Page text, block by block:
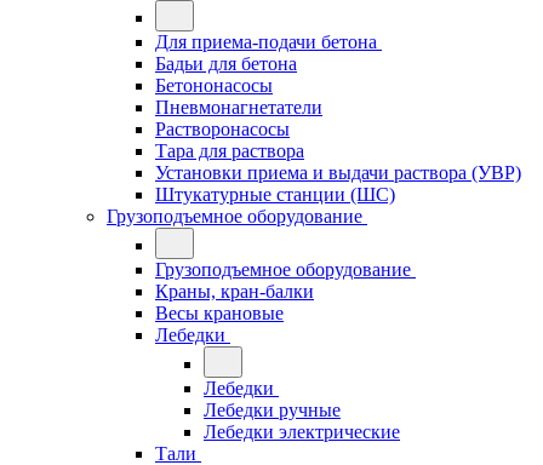
Для приема-подачи бетона
Бадьи для бетона
Бетононасосы
Пневмонагнетатели
Растворонасосы
Тара для раствора
Установки приема и выдачи раствора (УВР)
Штукатурные станции (ШС)
Грузоподъемное оборудование
Грузоподъемное оборудование
Краны, кран-балки
Весы крановые
Лебедки
Лебедки
Лебедки ручные
Лебедки электрические
Тали